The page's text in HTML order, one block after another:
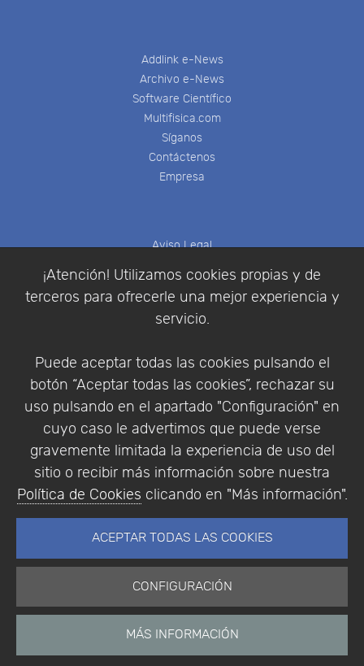
¡Atención! Utilizamos cookies propias y de
terceros para ofrecerle una mejor experiencia y
servicio.
Puede aceptar todas las cookies pulsando el
botón “Aceptar todas las cookies”, rechazar su
uso pulsando en el apartado "Configuración" en
cuyo caso le advertimos que puede verse
gravemente limitada la experiencia de uso del
sitio o recibir más información sobre nuestra
Política de Cookies clicando en "Más información".
ACEPTAR TODAS LAS COOKIES
CONFIGURACIÓN
MÁS INFORMACIÓN
Addlink e-News
Archivo e-News
Software Científico
Multifisica.com
Síganos
Contáctenos
Empresa
Aviso Legal
Condiciones de compra
Identificarse
Empresa|Aviso Legal| Política de Privacidad |
Política de Cookies
© Copyright 1994 - 2026. Addlink Software
Científico, S.L.
Portugal.